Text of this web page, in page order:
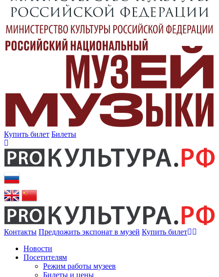
Купить билет Билеты
Контакты Предложить экспонат в музей Купить билет
Новости
Посетителям
Режим работы музеев
Билеты и цены